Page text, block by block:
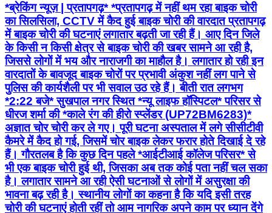
*ब्रेकिंग न्यूज़ | प्रतापगढ़* *प्रतापगढ़ में नहीं थम रहा बाइक चोरी
का सिलसिला, CCTV में कैद हुई बाइक चोरी की वारदात प्रतापगढ़
में बाइक चोरी की घटनाएं लगातार बढ़ती जा रही हैं। आए दिन जिले
के किसी न किसी क्षेत्र से बाइक चोरी की खबर सामने आ रही है,
जिससे लोगों में भय और नाराजगी का माहौल है। लगातार हो रही इन
वारदातों के बावजूद बाइक चोरों पर प्रभावी अंकुश नहीं लग पाने से
पुलिस की कार्यशैली पर भी सवाल उठ रहे हैं। बीती रात लगभग
*2:22 बजे* सुखपाल नगर स्थित *न्यू लाइफ हॉस्पिटल* परिसर से
धीरज शर्मा की *काले रंग की हीरो स्प्लेंडर (UP72BM6283)*
अज्ञात चोर चोरी कर ले गए। पूरी घटना अस्पताल में लगे सीसीटीवी
कैमरे में कैद हो गई, जिसमें चोर बाइक लेकर फरार होते दिखाई दे रहे
हैं। गौरतलब है कि कुछ दिन पहले *आईटीआई कॉलेज परिसर* से
भी एक बाइक चोरी हुई थी, जिसका अब तक कोई पता नहीं चल सका
है। लगातार सामने आ रही ऐसी घटनाओं से लोगों में असुरक्षा की
भावना बढ़ रही है। स्थानीय लोगों का कहना है कि यदि इसी तरह
चोरी की घटनाएं होती रहीं तो आम नागरिक अपने काम पर ध्यान देंगे